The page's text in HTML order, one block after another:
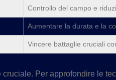
Controllo del campo e
Aumentare la durata e la
Vincere battaglie cruciali
Per approfondire le